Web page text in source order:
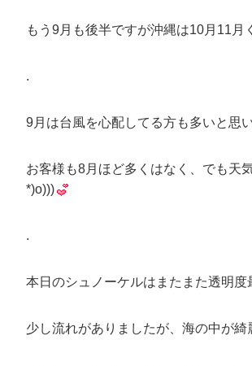
もう9月も後半ですが沖縄は10月11月
.
9月は台風を心配してる方も多いと思
お客様も8月ほど多くはなく、でも天
*)o)))
.
本日のシュノーケルはまたまた透明
少し流れがありましたが、海の中が